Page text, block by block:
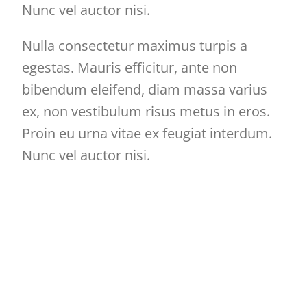
Nunc vel auctor nisi.
Nulla consectetur maximus turpis a
egestas. Mauris efficitur, ante non
bibendum eleifend, diam massa varius
ex, non vestibulum risus metus in eros.
Proin eu urna vitae ex feugiat interdum.
Nunc vel auctor nisi.